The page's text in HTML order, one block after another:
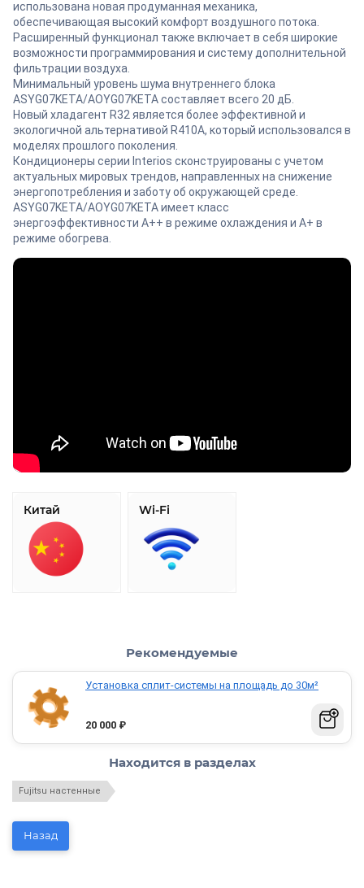
использована новая продуманная механика,
обеспечивающая высокий комфорт воздушного потока.
Расширенный функционал также включает в себя широкие
возможности программирования и систему дополнительной
фильтрации воздуха.
Минимальный уровень шума внутреннего блока
ASYG07KETA/AOYG07KETA составляет всего 20 дБ.
Новый хладагент R32 является более эффективной и
экологичной альтернативой R410A, который использовался в
моделях прошлого поколения.
Кондиционеры серии Interios сконструированы с учетом
актуальных мировых трендов, направленных на снижение
энергопотребления и заботу об окружающей среде.
ASYG07KETA/AOYG07KETA имеет класс
энергоэффективности А++ в режиме охлаждения и А+ в
режиме обогрева.
Китай Wi-Fi
Рекомендуемые
Установка сплит-системы на площадь до 30м²
20 000 ₽
Находится в разделах
Fujitsu настенные
Назад